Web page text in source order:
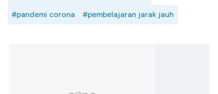
#pandemi corona #pembelajaran jarak jauh